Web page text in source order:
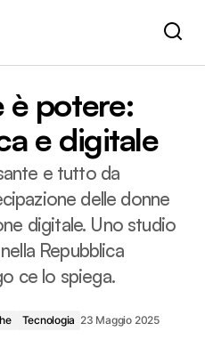
è potere:
e digitale
e tutto da
delle donne
digitale. Uno studio
Repubblica
ce lo spiega.
Tecnologia 23 Maggio 2025